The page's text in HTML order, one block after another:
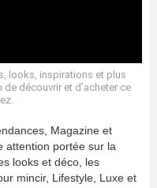
looks, inspirations et plus
découvrir et d’acheter ce
Magazine et
attention portée sur la
looks et déco, les
mincir, Lifestyle, Luxe et